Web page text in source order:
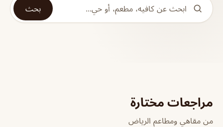
بحث
مراجعات مختارة
من مقاهي ومطاعم الرياض